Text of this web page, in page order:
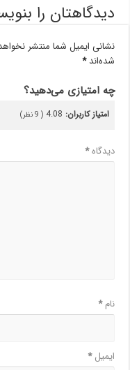
دیدگاهتان را
نشانی ایمیل شما منتشر
شده‌اند*
چه امتیازی می‌دهید؟
امتیاز کاربران: 4.08
(
9 نظر)
دیدگاه*
نام*
ایمیل*